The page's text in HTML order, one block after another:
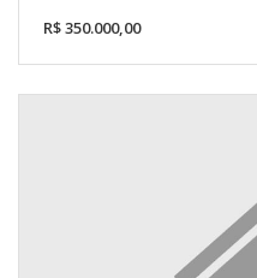
R$ 350.000,00